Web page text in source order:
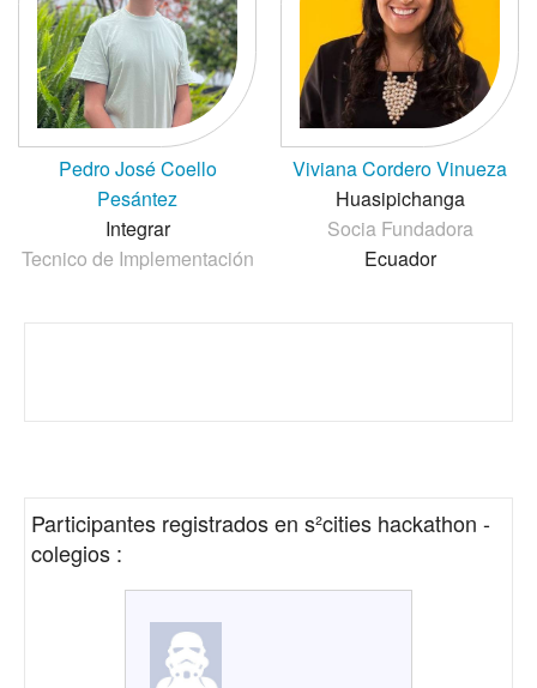
Pedro José Coello
Pesántez
Integrar
Tecnico de Implementación
Viviana Cordero Vinueza
Huasipichanga
Socia Fundadora
Ecuador
Participantes registrados en s²cities hackathon -
colegios :